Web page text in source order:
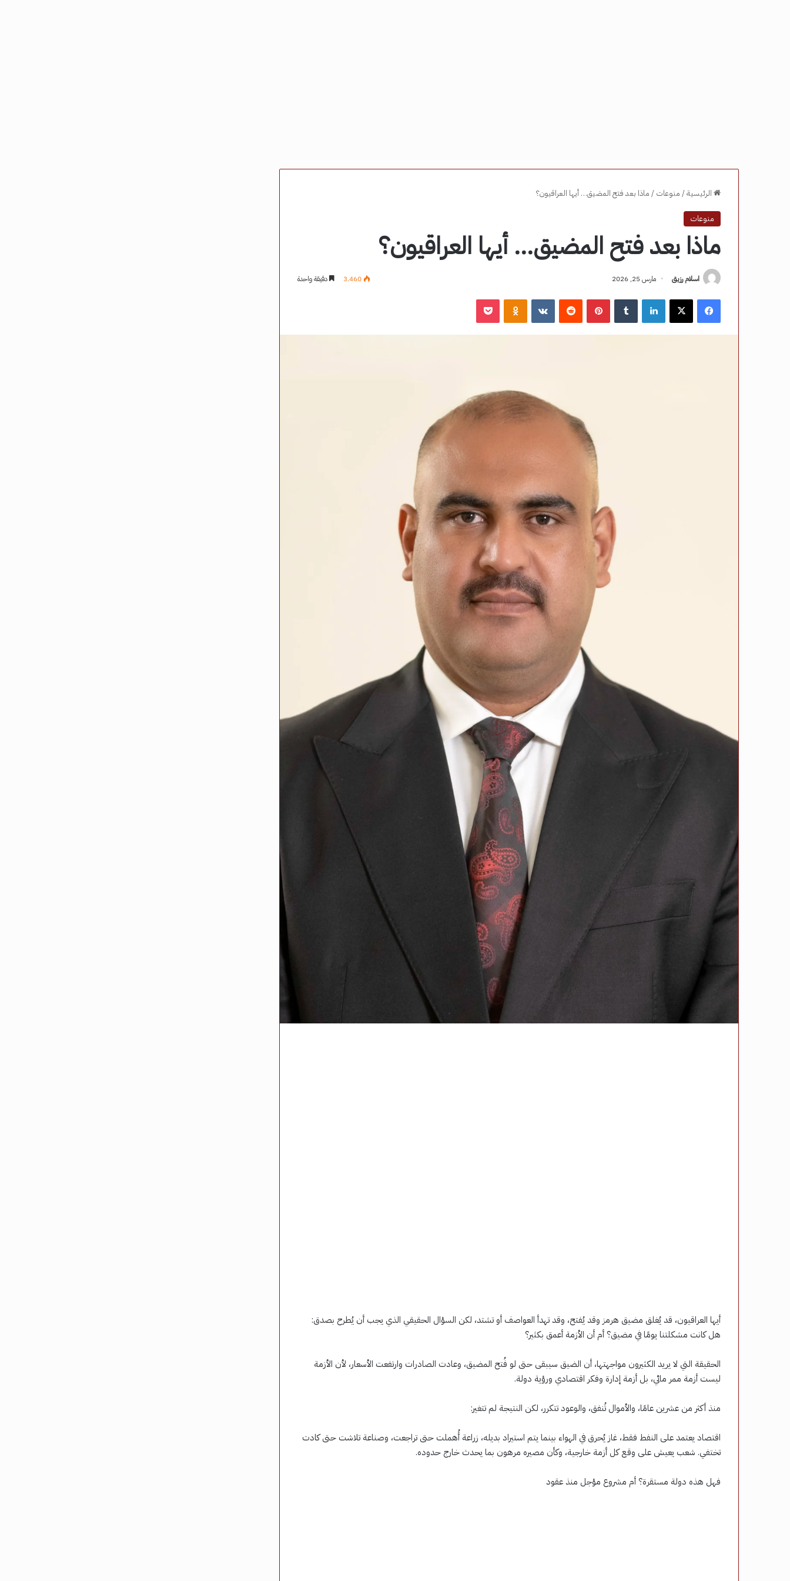
الرئيسية/ منوعات / ماذا بعد فتح المضيق… أيها العراقيون؟
منوعات
ماذا بعد فتح المضيق… أيها العراقيون؟
اسلام رزيق مارس 25, 2026 3٬460 دقيقة واحدة
فيسبوك ‫X لينكدإن بينتيريست ‏VKontakte
أيها العراقيون، قد يُغلق مضيق هرمز وقد يُفتح، وقد تهدأ العواصف أو تشتد، لكن السؤال الحقيقي الذي يجب أن يُطرح بصدق:
هل كانت مشكلتنا يومًا في مضيق؟ أم أن الأزمة أعمق بكثير؟
الحقيقة التي لا يريد الكثيرون مواجهتها، أن الضيق سيبقى حتى لو فُتح المضيق، وعادت الصادرات وارتفعت الأسعار، لأن الأزمة
ليست أزمة ممر مائي، بل أزمة إدارة وفكر اقتصادي ورؤية دولة.
منذ أكثر من عشرين عامًا، والأموال تُنفق، والوعود تتكرر، لكن النتيجة لم تتغير:
اقتصاد يعتمد على النفط فقط، غاز يُحرق في الهواء بينما يتم استيراد بديله، زراعة أُهملت حتى تراجعت، وصناعة تلاشت حتى كادت
تختفي. شعب يعيش على وقع كل أزمة خارجية، وكأن مصيره مرهون بما يحدث خارج حدوده.
فهل هذه دولة مستقرة؟ أم مشروع مؤجل منذ عقود